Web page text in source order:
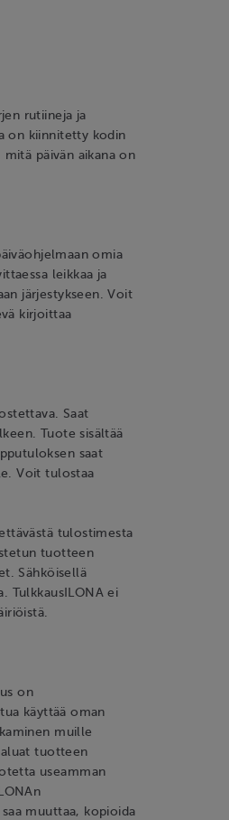
rutiineja ja
on kiinnitetty kodin
päivän aikana on
omia
leikkaa ja
järjestykseen. Voit
kirjoittaa
Saat
Tuote sisältää
saat
Voit tulostaa
tulostimesta
tuotteen
Sähköisellä
TulkkausILONA ei
on
käyttää oman
muille
tuotteen
useamman
muuttaa, kopioida